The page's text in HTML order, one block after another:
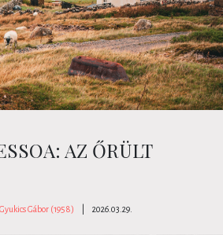
AZ ŐRÜLT
Gyukics Gábor (1958) 2026.03.29.